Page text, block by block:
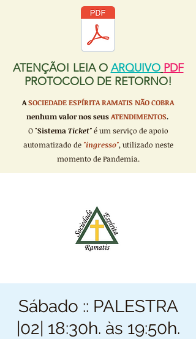
ATENÇÃO! LEIA O ARQUIVO PDF
PROTOCOLO DE RETORNO!
ASOCIEDADE ESPÍRITA RAMATISNÃO COBRA
nenhum valor nos seusATENDIMENTOS.
O "Sistema Ticket"é um serviço de apoio
automatizado de"ingresso", utilizado neste
momento de Pandemia.
Sábado :: PALESTRA
|02| 18:30h. às 19:50h.